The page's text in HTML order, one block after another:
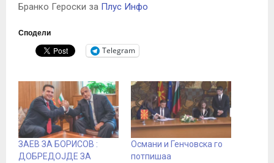
Бранко Героски за Плус Инфо
Сподели
Telegram
ЗАЕВ ЗА БОРИСОВ :
ДОБРЕДОЈДЕ ЗА
Османи и Генчовска го
потпишаа